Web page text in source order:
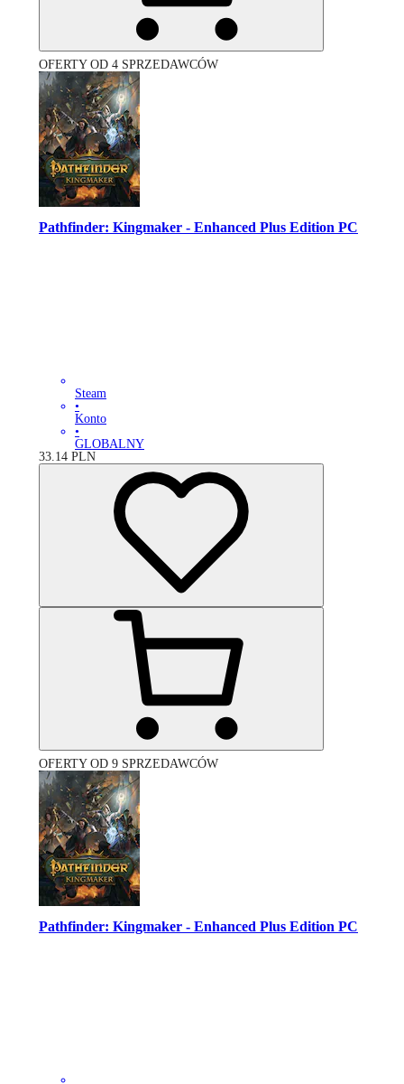
OFERTY OD 4 SPRZEDAWCÓW
Pathfinder: Kingmaker - Enhanced Plus Edition PC
Steam
•
Konto
•
GLOBALNY
33.14 PLN
OFERTY OD 9 SPRZEDAWCÓW
Pathfinder: Kingmaker - Enhanced Plus Edition PC